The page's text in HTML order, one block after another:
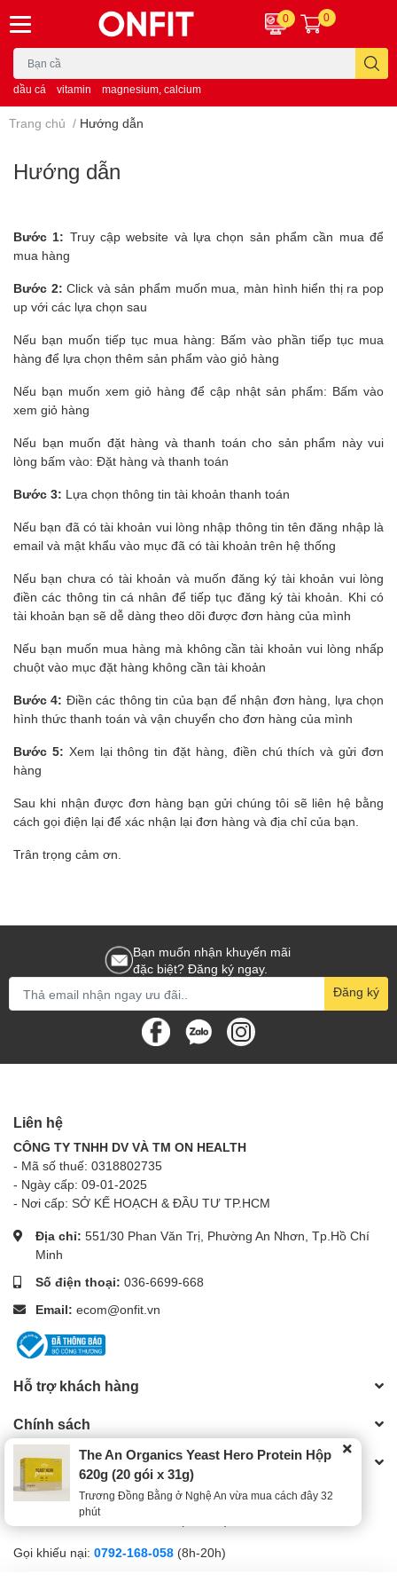
dầu cá vitamin magnesium, calcium
0 0
Trang chủ / Hướng dẫn
Hướng dẫn
Bước 1: Truy cập website và lựa chọn sản phẩm cần mua để
mua hàng
Bước 2: Click và sản phẩm muốn mua, màn hình hiển thị ra pop
up với các lựa chọn sau
Nếu bạn muốn tiếp tục mua hàng: Bấm vào phần tiếp tục mua
hàng để lựa chọn thêm sản phẩm vào giỏ hàng
Nếu bạn muốn xem giỏ hàng để cập nhật sản phẩm: Bấm vào
xem giỏ hàng
Nếu bạn muốn đặt hàng và thanh toán cho sản phẩm này vui
lòng bấm vào: Đặt hàng và thanh toán
Bước 3: Lựa chọn thông tin tài khoản thanh toán
Nếu bạn đã có tài khoản vui lòng nhập thông tin tên đăng nhập là
email và mật khẩu vào mục đã có tài khoản trên hệ thống
Nếu bạn chưa có tài khoản và muốn đăng ký tài khoản vui lòng
điền các thông tin cá nhân để tiếp tục đăng ký tài khoản. Khi có
tài khoản bạn sẽ dễ dàng theo dõi được đơn hàng của mình
Nếu bạn muốn mua hàng mà không cần tài khoản vui lòng nhấp
chuột vào mục đặt hàng không cần tài khoản
Bước 4: Điền các thông tin của bạn để nhận đơn hàng, lựa chọn
hình thức thanh toán và vận chuyển cho đơn hàng của mình
Bước 5: Xem lại thông tin đặt hàng, điền chú thích và gửi đơn
hàng
Sau khi nhận được đơn hàng bạn gửi chúng tôi sẽ liên hệ bằng
cách gọi điện lại để xác nhận lại đơn hàng và địa chỉ của bạn.
Trân trọng cảm ơn.
Bạn muốn nhận khuyến mãi
đặc biệt? Đăng ký ngay.
Đăng ký
Liên hệ
CÔNG TY TNHH DV VÀ TM ON HEALTH
- Mã số thuế: 0318802735
- Ngày cấp: 09-01-2025
- Nơi cấp: SỞ KẾ HOẠCH & ĐẦU TƯ TP.HCM
Địa chỉ: 551/30 Phan Văn Trị, Phường An Nhơn, Tp.Hồ Chí
Minh
Số điện thoại: 036-6699-668
Email: ecom@onfit.vn
Hỗ trợ khách hàng
Chính sách
Tổng đài hỗ trợ
Gọi mua hàng: 036-6699-668(8h-20h)
Gọi bảo hành: 036-6699-668
Gọi khiếu nại: 0792-168-058 (8h-20h)
The An Organics Yeast Hero Protein Hộp
620g (20 gói x 31g)
Trương Ðồng Bằng ở Nghệ An vừa mua cách đây 32
phút